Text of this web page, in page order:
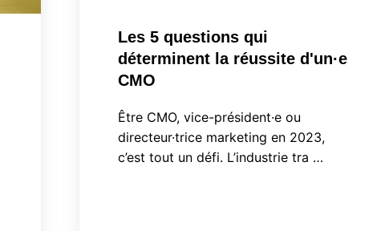
Les 5 questions qui
déterminent la réussite d'un·e
CMO
Être CMO, vice-président·e ou
directeur·trice marketing en 2023,
c’est tout un défi. L’industrie tra …